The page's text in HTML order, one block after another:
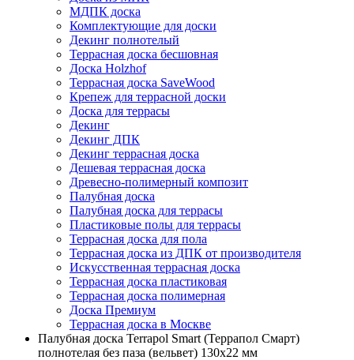
МДПК доска
Комплектующие для доски
Декинг полнотелый
Террасная доска бесшовная
Доска Holzhof
Террасная доска SaveWood
Крепеж для террасной доски
Доска для террасы
Декинг
Декинг ДПК
Декинг террасная доска
Дешевая террасная доска
Древесно-полимерный композит
Палубная доска
Палубная доска для террасы
Пластиковые полы для террасы
Террасная доска для пола
Террасная доска из ДПК от производителя
Искусственная террасная доска
Террасная доска пластиковая
Террасная доска полимерная
Доска Премиум
Террасная доска в Москве
Палубная доска Terrapol Smart (Террапол Смарт)
полнотелая без паза (вельвет) 130х22 мм